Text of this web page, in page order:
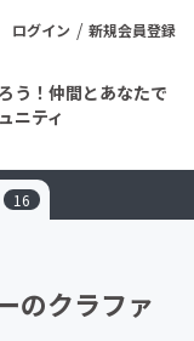
ログイン / 新規会員登録
う！仲間とあなたで
ニティ
16
のクラファ